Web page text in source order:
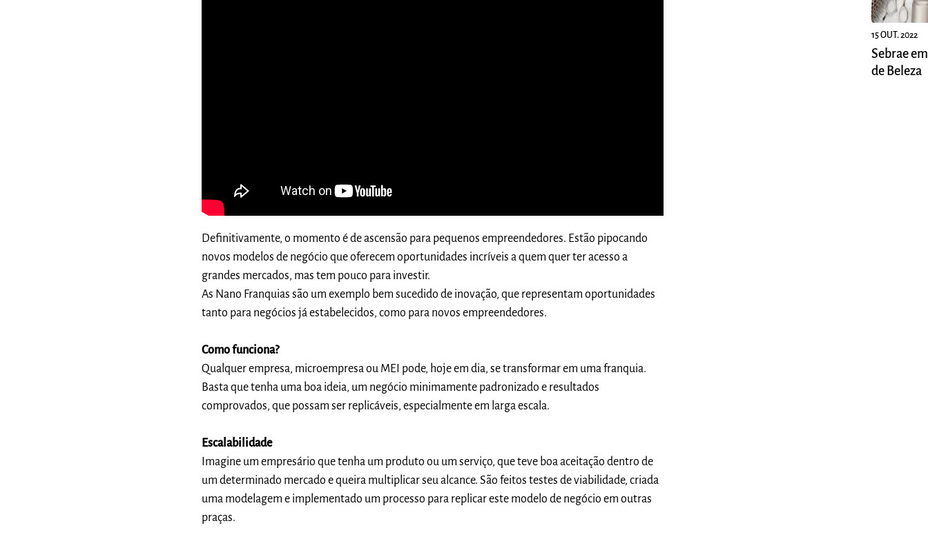
Definitivamente, o momento é de ascensão para pequenos empreendedores. Estão pipocando
novos modelos de negócio que oferecem oportunidades incríveis a quem quer ter acesso a
grandes mercados, mas tem pouco para investir.
As Nano Franquias são um exemplo bem sucedido de inovação, que representam oportunidades
tanto para negócios já estabelecidos, como para novos empreendedores.
Como funciona?
Qualquer empresa, microempresa ou MEI pode, hoje em dia, se transformar em uma franquia.
Basta que tenha uma boa ideia, um negócio minimamente padronizado e resultados
comprovados, que possam ser replicáveis, especialmente em larga escala.
Escalabilidade
Imagine um empresário que tenha um produto ou um serviço, que teve boa aceitação dentro de
um determinado mercado e queira multiplicar seu alcance. São feitos testes de viabilidade, criada
uma modelagem e implementado um processo para replicar este modelo de negócio em outras
praças.
15 OUT. 2022
Sebrae
de Beleza